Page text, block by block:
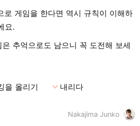
로 게임을 한다면 역시 규칙이 이해하
요.
추억으로도 남으니 꼭 도전해 보세
을 올리기 expand_more내리다
Nakajima Junko